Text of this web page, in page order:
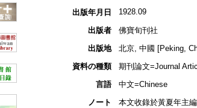
出版年月日 1928.09
出版者
佛寶旬刊社
出版地
北京, 中國 [Peking,
資料の種類
期刊論文=Journal
言語
中文=Chinese
ノート
本文收錄於黃夏年主